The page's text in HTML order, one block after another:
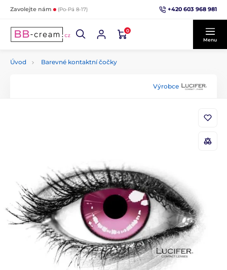
Zavolejte nám (Po-Pá 8-17) +420 603 968 981
0
Menu
Úvod Barevné kontaktní čočky
Výrobce